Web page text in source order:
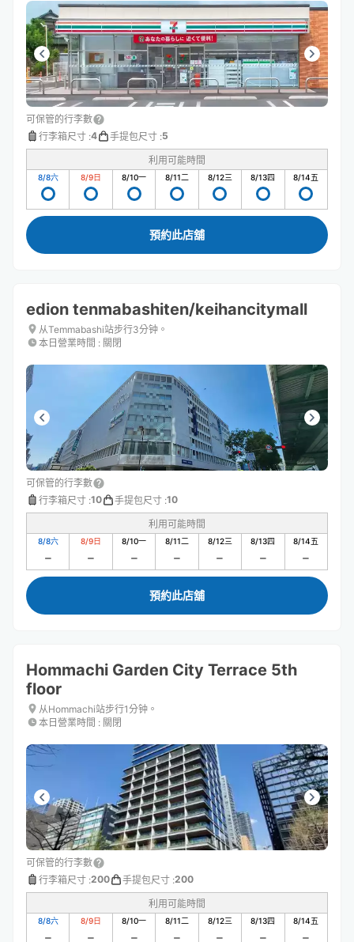
可保管的行李數
行李箱尺寸 :4 手提包尺寸 :5
利用可能時間
8/8六 8/9日 8/10一 8/11二 8/12三 8/13四 8/14五
預約此店舖
edion tenmabashiten/keihancitymall
从Temmabashi站步行3分钟。
本日營業時間 : 關閉
可保管的行李數
行李箱尺寸 :10 手提包尺寸 :10
利用可能時間
8/8六 8/9日 8/10一 8/11二 8/12三 8/13四 8/14五
預約此店舖
Hommachi Garden City Terrace 5th
floor
从Hommachi站步行1分钟。
本日營業時間 : 關閉
可保管的行李數
行李箱尺寸 :200 手提包尺寸 :200
利用可能時間
8/8六 8/9日 8/10一 8/11二 8/12三 8/13四 8/14五